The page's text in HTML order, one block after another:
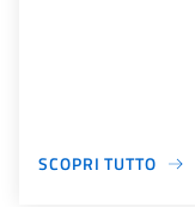
SCOPRI TUTTO